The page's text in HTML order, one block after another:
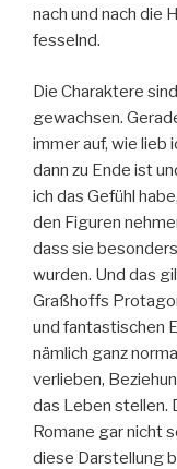
nach und nach die
fesselnd.
Die Charaktere
gewachsen.
immer auf, wie lieb
dann zu Ende ist
ich das Gefühl
den Figuren
dass sie
wurden. Und das
Graßhoffs
und fantastischen
nämlich ganz
verlieben,
das Leben stellen.
Romane gar nicht
diese Darstellung